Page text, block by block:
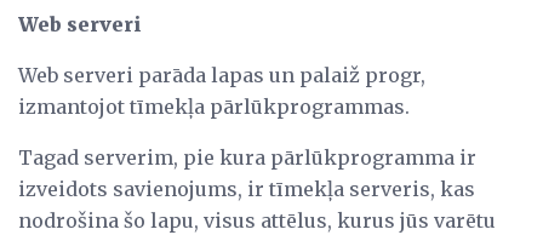
Web serveri
Web serveri parāda lapas un palaiž progr,
izmantojot tīmekļa pārlūkprogrammas.
Tagad serverim, pie kura pārlūkprogramma ir
izveidots savienojums, ir tīmekļa serveris, kas
nodrošina šo lapu, visus attēlus, kurus jūs varētu